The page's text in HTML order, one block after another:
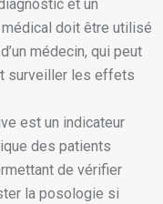
et un
doit être utilisé
médecin, qui peut
surveiller les effets
est un indicateur
des patients
de vérifier
la posologie si